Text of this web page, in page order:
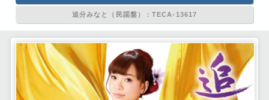
追分みなと（民謡盤）：TECA-13617